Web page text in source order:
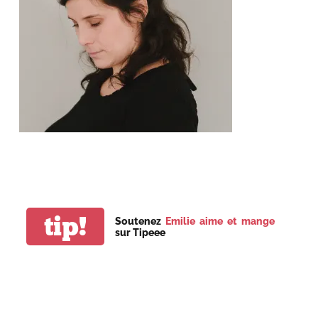
tip! Soutenez Emilie aime et mange
sur Tipeee